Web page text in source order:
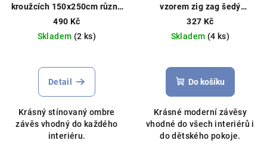
kroužcích 150x250cm různé
barvy
490 Kč
Skladem (2 ks)
hodnocení
produktu
z
5
hvězdiček.
Detail
Krásný stínovaný ombre
závěs vhodný do každého
interiéru.
vzorem zig zag šedý
145x250cm
327 Kč
Skladem (4 ks)
hodnocení
produktu
z
5
hvězdiček.
Do košíku
Krásné moderní závěsy
vhodné do všech interiérů i
do dětského pokoje.